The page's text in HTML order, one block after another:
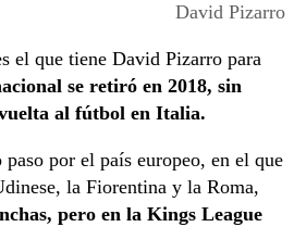
David Pizarro
el que tiene David Pizarro para
se retiró en 2018, sin
al fútbol en Italia.
por el país europeo, en el que
la Fiorentina y la Roma,
pero en la Kings League